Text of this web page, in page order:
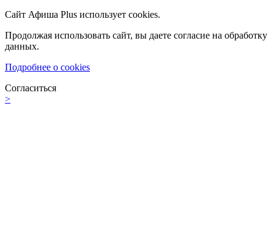
Сайт Афиша Plus использует cookies.
Продолжая использовать сайт, вы даете согласие на обработку
данных.
Подробнее о cookies
Согласиться
>